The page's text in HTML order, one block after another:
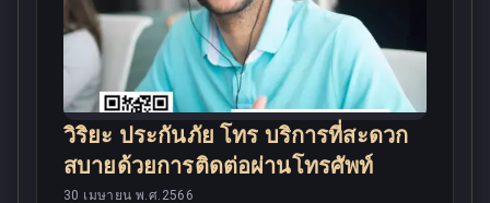
วิริยะ ประกันภัย โทร บริการที่สะดวก
สบายด้วยการติดต่อผ่านโทรศัพท์
30 เมษายน พ.ศ.2566